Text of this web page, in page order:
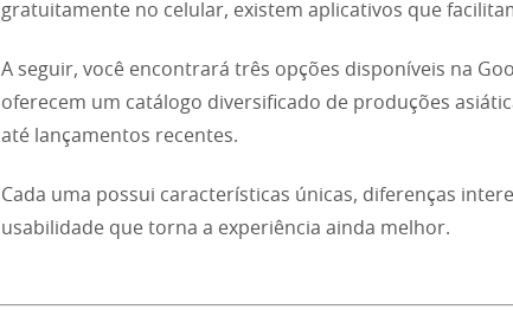
gratuitamente no celular, existem aplicativos que
A seguir, você encontrará três opções disponíveis na
oferecem um catálogo diversificado de produções
até lançamentos recentes.
Cada uma possui características únicas, diferenças
usabilidade que torna a experiência ainda melhor.